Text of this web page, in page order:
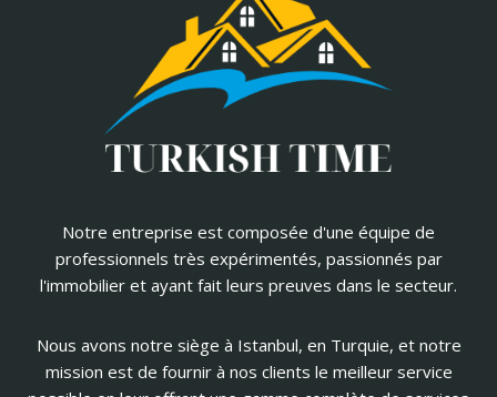
Notre entreprise est composée d'une équipe de
professionnels très expérimentés, passionnés par
l'immobilier et ayant fait leurs preuves dans le secteur.
Nous avons notre siège à Istanbul, en Turquie, et notre
mission est de fournir à nos clients le meilleur service